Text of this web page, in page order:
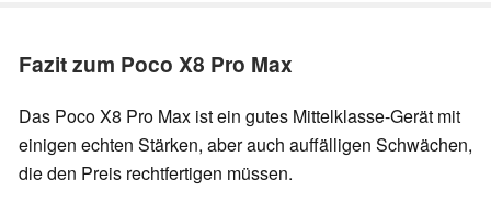
Fazit zum Poco X8 Pro Max
Das Poco X8 Pro Max ist ein gutes Mittelklasse-Gerät mit
einigen echten Stärken, aber auch auffälligen Schwächen,
die den Preis rechtfertigen müssen.